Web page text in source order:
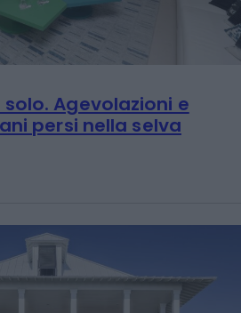
Agevolazioni e
persi nella selva